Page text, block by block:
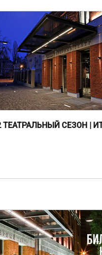
ТЕАТРАЛЬНЫЙ СЕЗОН |